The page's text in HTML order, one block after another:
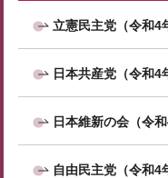
立憲民主党（令和4
日本共産党（令和4
日本維新の会（令和
自由民主党（令和4